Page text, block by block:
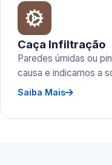
Caça Infiltração
Paredes úmidas ou
causa e indicamos a
Saiba Mais